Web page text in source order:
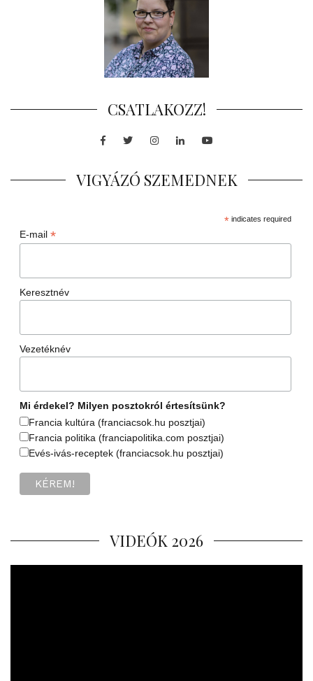
CSATLAKOZZ!
Facebook
TwitterInstagram
LinkedInYoutube
VIGYÁZÓ SZEMEDNEK
*indicates required
E-mail *
Keresztnév
Vezetéknév
Mi érdekel? Milyen posztokról értesítsünk?
Francia kultúra (franciacsok.hu posztjai)
Francia politika (franciapolitika.com posztjai)
Evés-ivás-receptek (franciacsok.hu posztjai)
VIDEÓK 2026